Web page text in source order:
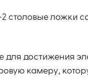
ложки
для достижения
камеру,